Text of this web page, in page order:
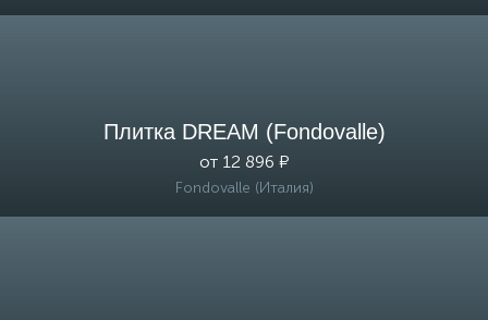
Плитка DREAM (Fondovalle)
от 12 896 ₽
Fondovalle (Италия)